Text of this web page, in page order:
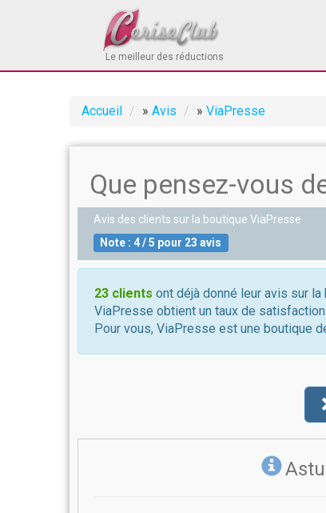
Le meilleur des réductions
Accueil » Avis » ViaPresse
Que pensez-vous
Avis des clients sur la boutique ViaPresse
Note : 4/5 pour 23 avis
23 clients ont déjà donné leur avis sur
ViaPresse obtient un taux de
Pour vous, ViaPresse est une boutique